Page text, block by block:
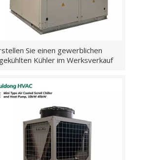
Sie einen gewerblichen
Kühler im Werksverkauf